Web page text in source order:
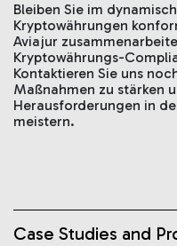
Bleiben Sie im
Kryptowährungen
Aviajur
Kryptowährungs-
Kontaktieren Sie uns
Maßnahmen zu stärken
Herausforderungen in
meistern.
Case Studies and